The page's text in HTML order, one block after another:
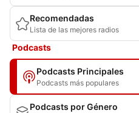
Recomendadas
Lista de las mejores radios
Podcasts
Podcasts Principales
Podcasts más populares
Podcasts por Género